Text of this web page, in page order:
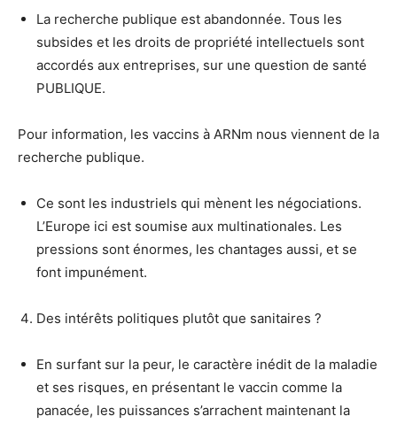
La recherche publique est abandonnée. Tous les
subsides et les droits de propriété intellectuels sont
accordés aux entreprises, sur une question de santé
PUBLIQUE.
Pour information, les vaccins à ARNm nous viennent de la
recherche publique.
Ce sont les industriels qui mènent les négociations.
L’Europe ici est soumise aux multinationales. Les
pressions sont énormes, les chantages aussi, et se
font impunément.
Des intérêts politiques plutôt que sanitaires ?
En surfant sur la peur, le caractère inédit de la maladie
et ses risques, en présentant le vaccin comme la
panacée, les puissances s’arrachent maintenant la